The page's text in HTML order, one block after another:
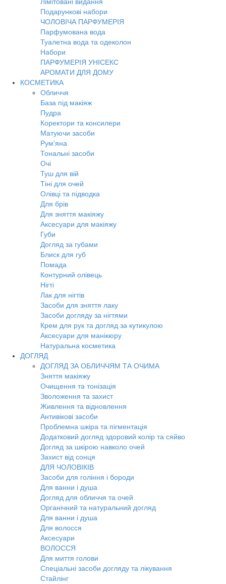
Подарункові набори
ЧОЛОВІЧА ПАРФУМЕРІЯ
Парфумована вода
Туалетна вода та одеколон
Набори
ПАРФУМЕРІЯ УНІСЕКС
АРОМАТИ ДЛЯ ДОМУ
КОСМЕТИКА
Обличчя
База під макіяж
Пудра
Коректори та консилери
Матуючи засоби
Рум'яна
Тональні засоби
Очі
Туш для вій
Тіні для очей
Олівці та підводка
Для брів
Для зняття макіяжу
Аксесуари для макіяжу
Губи
Догляд за губами
Блиск для губ
Помада
Контурний олівець
Нігті
Лак для нігтів
Засоби для зняття лаку
Засоби догляду за нігтями
Крем для рук та догляд за кутикулою
Аксесуари для манікюру
Натуральна косметика
ДОГЛЯД
ДОГЛЯД ЗА ОБЛИЧЧЯМ ТА ОЧИМА
Зняття макіяжу
Очищення та тонізація
Зволоження та захист
Живлення та відновлення
Антивікові засоби
Проблемна шкіра та пігментація
Додатковий догляд здоровий колір та сяйво
Догляд за шкірою навколо очей
Захист від сонця
ДЛЯ ЧОЛОВІКІВ
Засоби для гоління і бороди
Для ванни і душа
Догляд для обличчя та очей
Органічний та натуральний догляд
Для ванни і душа
Для волосся
Аксесуари
ВОЛОССЯ
Для миття голови
Спеціальні засоби догляду та лікування
Стайлінг